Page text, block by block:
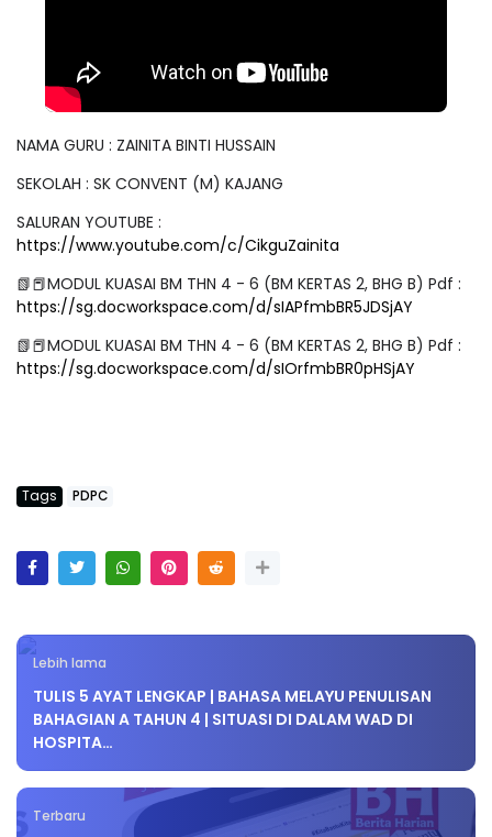
NAMA GURU : ZAINITA BINTI HUSSAIN
SEKOLAH : SK CONVENT (M) KAJANG
SALURAN YOUTUBE :
https://www.youtube.com/c/CikguZainita
📗📕MODUL KUASAI BM THN 4 - 6 (BM KERTAS 2, BHG B) Pdf :
https://sg.docworkspace.com/d/sIAPfmbBR5JDSjAY
📗📕MODUL KUASAI BM THN 4 - 6 (BM KERTAS 2, BHG B) Pdf :
https://sg.docworkspace.com/d/sIOrfmbBR0pHSjAY
Tags PDPC
Lebih lama
TULIS 5 AYAT LENGKAP | BAHASA MELAYU PENULISAN
BAHAGIAN A TAHUN 4 | SITUASI DI DALAM WAD DI
HOSPITA…
Terbaru